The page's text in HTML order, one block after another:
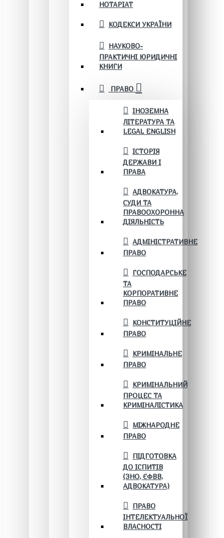
НОТАРІАТ
КОДЕКСИ УКРАЇНИ
НАУКОВО-
ПРАКТИЧНІ ЮРИДИЧНІ
КНИГИ
ПРАВО
ІНОЗЕМНА
ЛІТЕРАТУРА ТА
LEGAL ENGLISH
ІСТОРІЯ
ДЕРЖАВИ І
ПРАВА
АДВОКАТУРА,
СУДИ ТА
ПРАВООХОРОННА
ДІЯЛЬНІСТЬ
АДМІНІСТРАТИВНЕ
ПРАВО
ГОСПОДАРСЬКЕ
ТА
КОРПОРАТИВНЕ
ПРАВО
КОНСТИТУЦІЙНЕ
ПРАВО
КРИМІНАЛЬНЕ
ПРАВО
КРИМІНАЛЬНИЙ
ПРОЦЕС ТА
КРИМІНАЛІСТИКА
МІЖНАРОДНЕ
ПРАВО
ПІДГОТОВКА
ДО ІСПИТІВ
(ЗНО, ЄФВВ,
АДВОКАТУРА)
ПРАВО
ІНТЕЛЕКТУАЛЬНОЇ
ВЛАСНОСТІ